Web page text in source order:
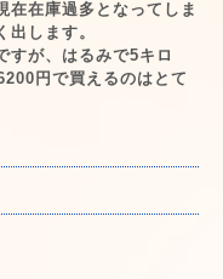
在在庫過多となってしま
します。
すが、はるみで5キロ
円で買えるのはとて